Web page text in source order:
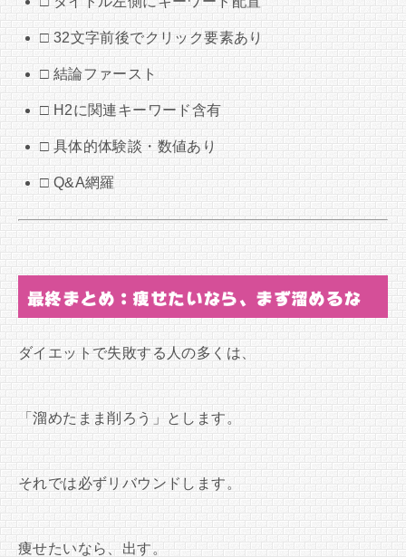
□ 32文字前後でクリック要素あり
□ 結論ファースト
□ H2に関連キーワード含有
□ 具体的体験談・数値あり
□ Q&A網羅
最終まとめ：痩せたいなら、まず溜めるな
ダイエットで失敗する人の多くは、
「溜めたまま削ろう」とします。
それでは必ずリバウンドします。
痩せたいなら、出す。